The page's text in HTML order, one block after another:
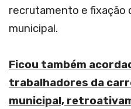
recrutamento e fixação
municipal.
Ficou também
trabalhadores da
municipal,